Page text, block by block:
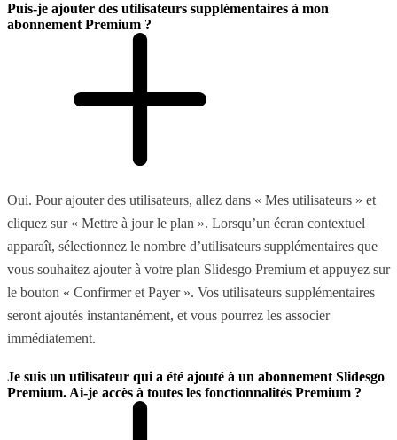
Puis-je ajouter des utilisateurs supplémentaires à mon
abonnement Premium ?
Oui. Pour ajouter des utilisateurs, allez dans « Mes utilisateurs » et
cliquez sur « Mettre à jour le plan ». Lorsqu’un écran contextuel
apparaît, sélectionnez le nombre d’utilisateurs supplémentaires que
vous souhaitez ajouter à votre plan Slidesgo Premium et appuyez sur
le bouton « Confirmer et Payer ». Vos utilisateurs supplémentaires
seront ajoutés instantanément, et vous pourrez les associer
immédiatement.
Je suis un utilisateur qui a été ajouté à un abonnement Slidesgo
Premium. Ai-je accès à toutes les fonctionnalités Premium ?